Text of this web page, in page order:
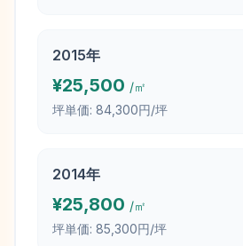
2015年
¥25,500 /㎡
坪単価: 84,300円/坪
2014年
¥25,800 /㎡
坪単価: 85,300円/坪